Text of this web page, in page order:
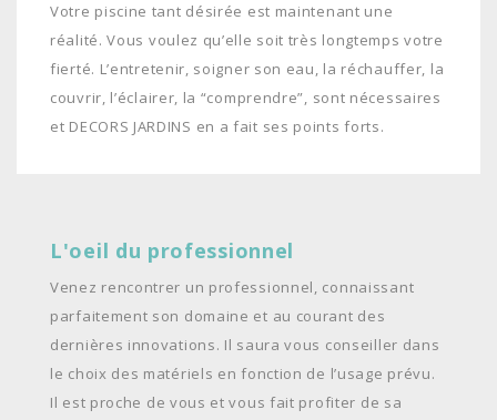
Votre piscine tant désirée est maintenant une
réalité. Vous voulez qu’elle soit très longtemps votre
fierté. L’entretenir, soigner son eau, la réchauffer, la
couvrir, l’éclairer, la “comprendre”, sont nécessaires
et DECORS JARDINS en a fait ses points forts.
L'oeil du professionnel
Venez rencontrer un professionnel, connaissant
parfaitement son domaine et au courant des
dernières innovations. Il saura vous conseiller dans
le choix des matériels en fonction de l’usage prévu.
Il est proche de vous et vous fait profiter de sa